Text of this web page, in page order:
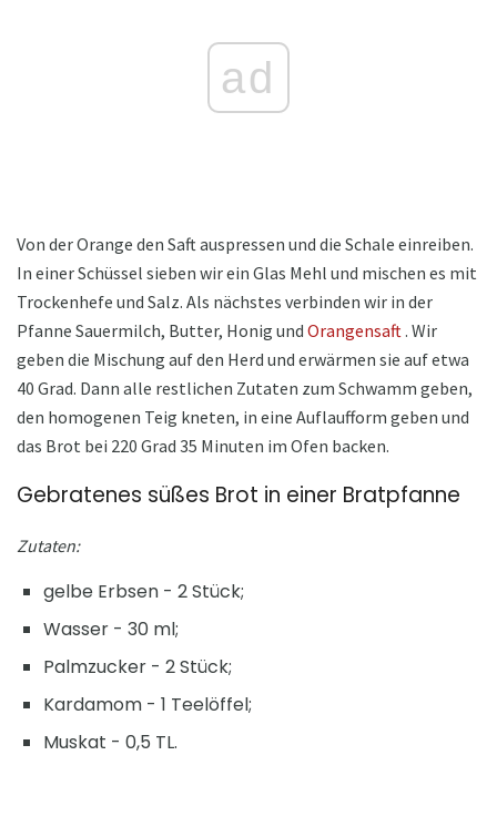
ad
Von der Orange den Saft auspressen und die Schale einreiben.
In einer Schüssel sieben wir ein Glas Mehl und mischen es mit
Trockenhefe und Salz. Als nächstes verbinden wir in der
Pfanne Sauermilch, Butter, Honig und Orangensaft. Wir
geben die Mischung auf den Herd und erwärmen sie auf etwa
40 Grad. Dann alle restlichen Zutaten zum Schwamm geben,
den homogenen Teig kneten, in eine Auflaufform geben und
das Brot bei 220 Grad 35 Minuten im Ofen backen.
Gebratenes süßes Brot in einer Bratpfanne
Zutaten:
gelbe Erbsen - 2 Stück;
Wasser - 30 ml;
Palmzucker - 2 Stück;
Kardamom - 1 Teelöffel;
Muskat - 0,5 TL.